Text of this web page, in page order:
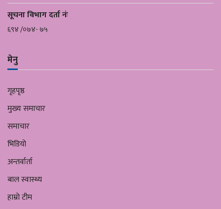
सूचना विभाग दर्ता नंः
६९४ /०७४- ७५
मेनु
गृहपृष्ठ
मुख्य समाचार
समाचार
भिडियो
अन्तर्वार्ता
बाल स्वास्थ्य
हाम्रो टीम